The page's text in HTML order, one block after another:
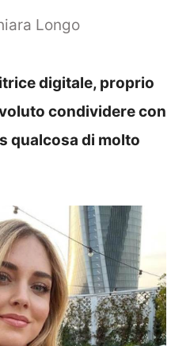
Longo
digitale, proprio
condividere con
qualcosa di molto